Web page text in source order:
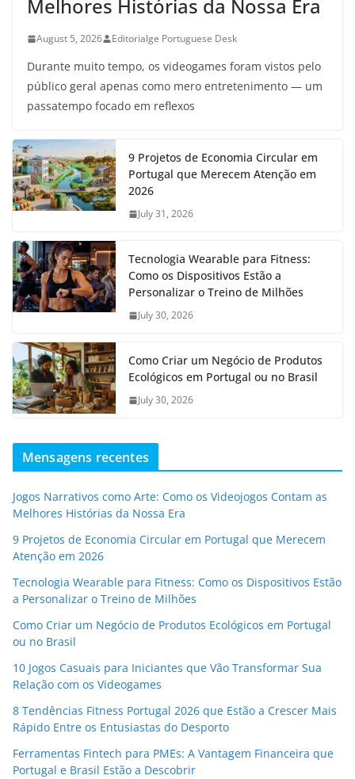
Melhores Histórias da Nossa Era
August 5, 2026 Editorialge Portuguese Desk
Durante muito tempo, os videogames foram vistos pelo
público geral apenas como mero entretenimento — um
passatempo focado em reflexos
9 Projetos de Economia Circular em
Portugal que Merecem Atenção em
2026
July 31, 2026
Tecnologia Wearable para Fitness:
Como os Dispositivos Estão a
Personalizar o Treino de Milhões
July 30, 2026
Como Criar um Negócio de Produtos
Ecológicos em Portugal ou no Brasil
July 30, 2026
Mensagens recentes
Jogos Narrativos como Arte: Como os Videojogos Contam as
Melhores Histórias da Nossa Era
9 Projetos de Economia Circular em Portugal que Merecem
Atenção em 2026
Tecnologia Wearable para Fitness: Como os Dispositivos Estão
a Personalizar o Treino de Milhões
Como Criar um Negócio de Produtos Ecológicos em Portugal
ou no Brasil
10 Jogos Casuais para Iniciantes que Vão Transformar Sua
Relação com os Videogames
8 Tendências Fitness Portugal 2026 que Estão a Crescer Mais
Rápido Entre os Entusiastas do Desporto
Ferramentas Fintech para PMEs: A Vantagem Financeira que
Portugal e Brasil Estão a Descobrir